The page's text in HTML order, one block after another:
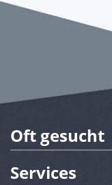
Oft gesucht
Services